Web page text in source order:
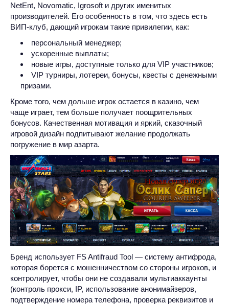
NetEnt, Novomatic, Igrosoft и других именитых
производителей. Его особенность в том, что здесь есть
ВИП-клуб, дающий игрокам такие привилегии, как:
персональный менеджер;
ускоренные выплаты;
новые игры, доступные только для VIP участников;
VIP турниры, лотереи, бонусы, квесты с денежными
призами.
Кроме того, чем дольше игрок остается в казино, чем
чаще играет, тем больше получает поощрительных
бонусов. Качественная мотивация и яркий, сказочный
игровой дизайн подпитывают желание продолжать
погружение в мир азарта.
Бренд использует FS Antifraud Tool — систему антифрода,
которая борется с мошенничеством со стороны игроков, и
контролирует, чтобы они не создавали мультиаккаунты
(контроль прокси, IP, использование анонимайзеров,
подтверждение номера телефона, проверка реквизитов и